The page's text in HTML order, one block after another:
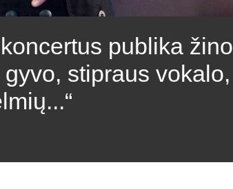
publika
stipraus